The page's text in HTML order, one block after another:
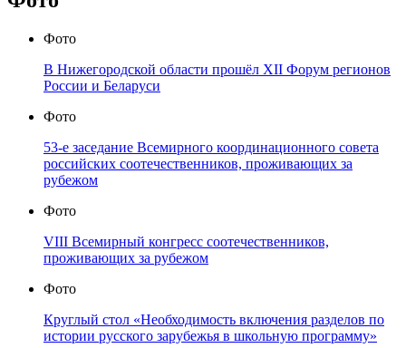
Фото
В Нижегородской области прошёл XII Форум регионов
России и Беларуси
Фото
53-е заседание Всемирного координационного совета
российских соотечественников, проживающих за
рубежом
Фото
VIII Всемирный конгресс соотечественников,
проживающих за рубежом
Фото
Круглый стол «Необходимость включения разделов по
истории русского зарубежья в школьную программу»